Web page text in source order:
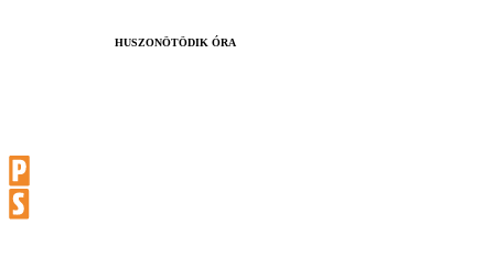
HUSZONÖTÖDIK ÓRA